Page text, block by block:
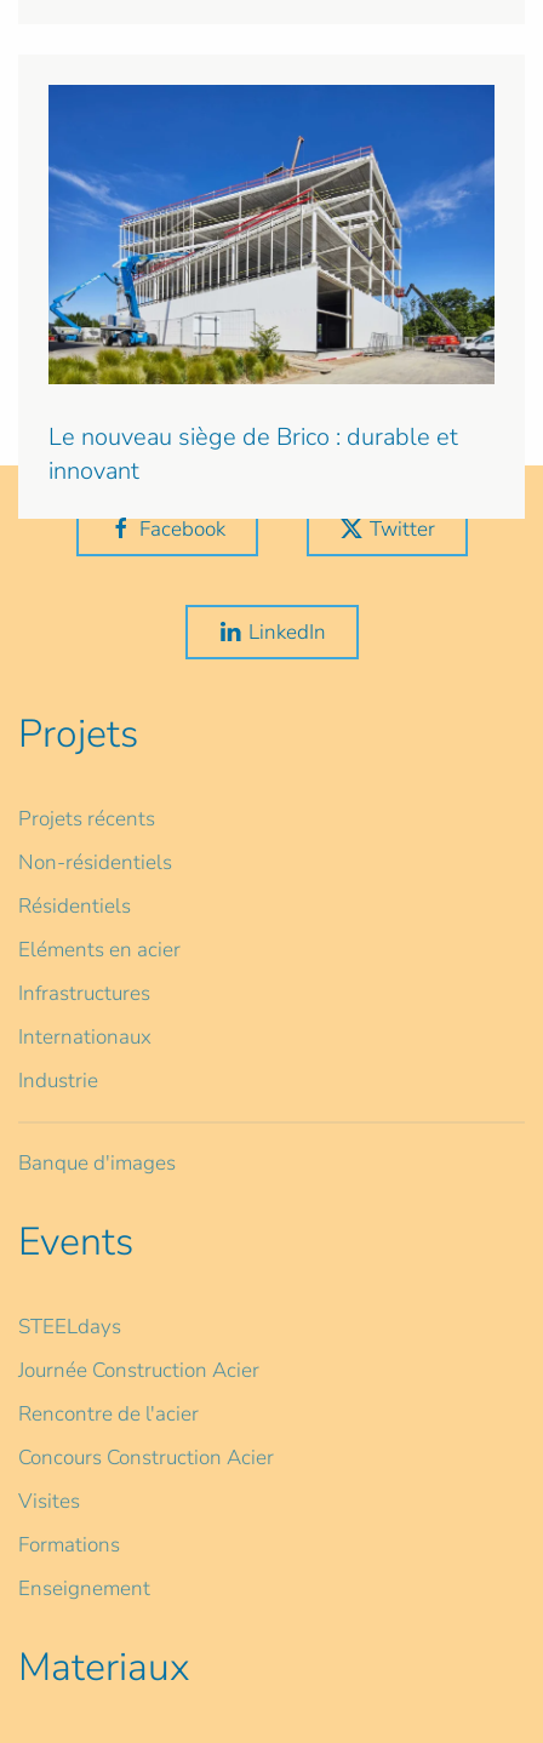
Le nouveau siège de Brico : durable et
innovant
Facebook Twitter
LinkedIn
Projets
Projets récents
Non-résidentiels
Résidentiels
Eléments en acier
Infrastructures
Internationaux
Industrie
Banque d'images
Events
STEELdays
Journée Construction Acier
Rencontre de l'acier
Concours Construction Acier
Visites
Formations
Enseignement
Materiaux